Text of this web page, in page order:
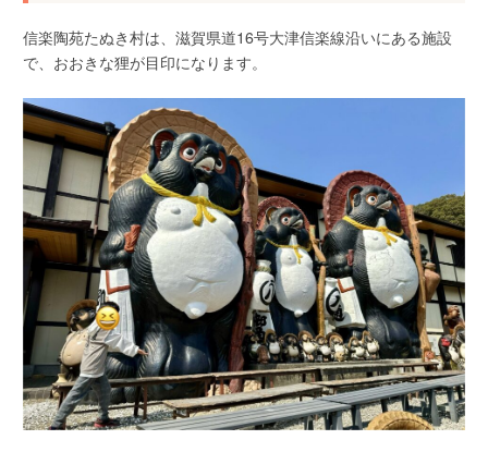
信楽陶苑たぬき村は、滋賀県道16号大津信楽線沿いにある施設
で、おおきな狸が目印になります。